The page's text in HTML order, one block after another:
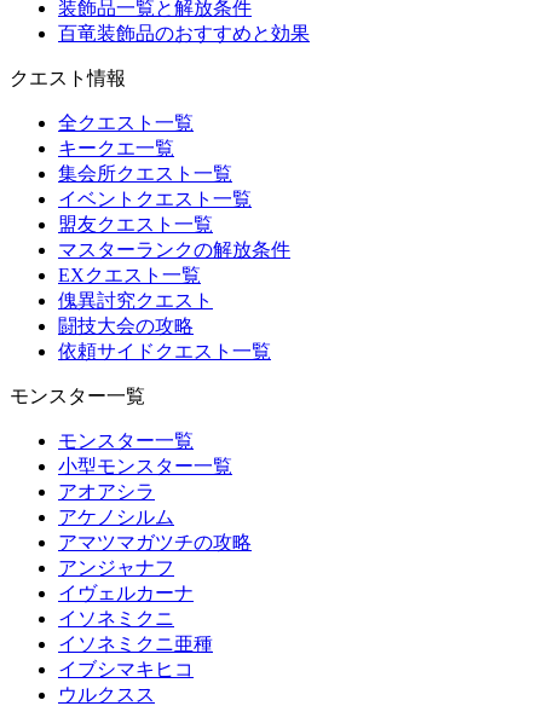
装飾品一覧と解放条件
百竜装飾品のおすすめと効果
クエスト情報
全クエスト一覧
キークエ一覧
集会所クエスト一覧
イベントクエスト一覧
盟友クエスト一覧
マスターランクの解放条件
EXクエスト一覧
傀異討究クエスト
闘技大会の攻略
依頼サイドクエスト一覧
モンスター一覧
モンスター一覧
小型モンスター一覧
アオアシラ
アケノシルム
アマツマガツチの攻略
アンジャナフ
イヴェルカーナ
イソネミクニ
イソネミクニ亜種
イブシマキヒコ
ウルクスス